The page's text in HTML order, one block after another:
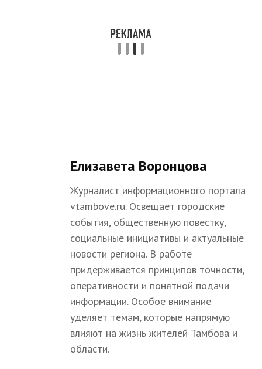
Елизавета Воронцова
Журналист информационного портала
vtambove.ru. Освещает городские
события, общественную повестку,
социальные инициативы и актуальные
новости региона. В работе
придерживается принципов точности,
оперативности и понятной подачи
информации. Особое внимание
уделяет темам, которые напрямую
влияют на жизнь жителей Тамбова и
области.